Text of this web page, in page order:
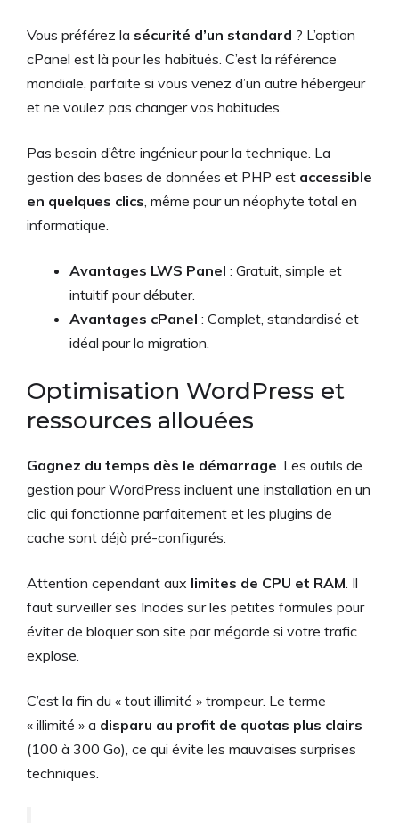
Vous préférez la sécurité d’un standard ? L’option
cPanel est là pour les habitués. C’est la référence
mondiale, parfaite si vous venez d’un autre hébergeur
et ne voulez pas changer vos habitudes.
Pas besoin d’être ingénieur pour la technique. La
gestion des bases de données et PHP est accessible
en quelques clics, même pour un néophyte total en
informatique.
Avantages LWS Panel : Gratuit, simple et
intuitif pour débuter.
Avantages cPanel : Complet, standardisé et
idéal pour la migration.
Optimisation WordPress et
ressources allouées
Gagnez du temps dès le démarrage. Les outils de
gestion pour WordPress incluent une installation en un
clic qui fonctionne parfaitement et les plugins de
cache sont déjà pré-configurés.
Attention cependant aux limites de CPU et RAM. Il
faut surveiller ses Inodes sur les petites formules pour
éviter de bloquer son site par mégarde si votre trafic
explose.
C’est la fin du « tout illimité » trompeur. Le terme
« illimité » a disparu au profit de quotas plus clairs
(100 à 300 Go), ce qui évite les mauvaises surprises
techniques.